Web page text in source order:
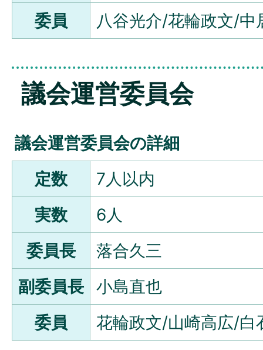
委員 八谷光介/花輪政文/中
議会運営委員会
議会運営委員会の詳細
定数
7人以内
実数
6人
委員長
落合久三
副委員長
小島直也
委員
花輪政文/山崎高広/白